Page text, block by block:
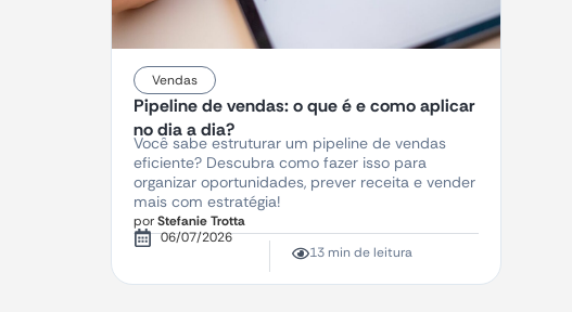
Vendas
Pipeline de vendas: o que é e como aplicar
no dia a dia?
Você sabe estruturar um pipeline de vendas
eficiente? Descubra como fazer isso para
organizar oportunidades, prever receita e vender
mais com estratégia!
porStefanie Trotta
06/07/2026
13 min de leitura